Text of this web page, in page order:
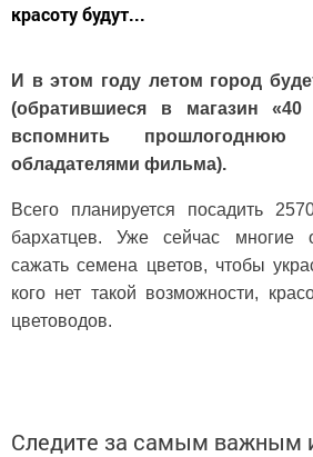
красоту будут...
И в этом году летом город
(обратившиеся в магазин
вспомнить прошлогоднюю
обладателями фильма).
Всего планируется посадить
бархатцев. Уже сейчас многие
сажать семена цветов, чтобы
кого нет такой возможности,
цветоводов.
Следите за самым важным